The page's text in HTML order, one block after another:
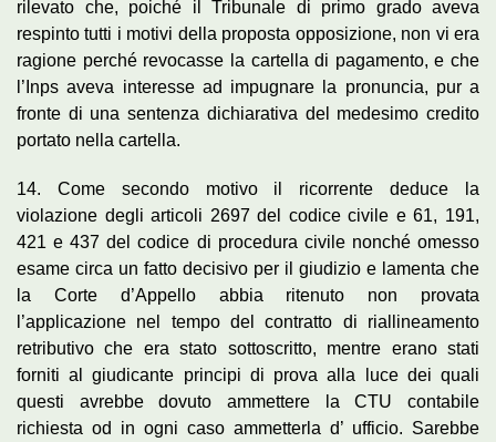
rilevato che, poiché il Tribunale di primo grado aveva
respinto tutti i motivi della proposta opposizione, non vi era
ragione perché revocasse la cartella di pagamento, e che
l’Inps aveva interesse ad impugnare la pronuncia, pur a
fronte di una sentenza dichiarativa del medesimo credito
portato nella cartella.
14. Come secondo motivo il ricorrente deduce la
violazione degli articoli 2697 del codice civile e 61, 191,
421 e 437 del codice di procedura civile nonché omesso
esame circa un fatto decisivo per il giudizio e lamenta che
la Corte d’Appello abbia ritenuto non provata
l’applicazione nel tempo del contratto di riallineamento
retributivo che era stato sottoscritto, mentre erano stati
forniti al giudicante principi di prova alla luce dei quali
questi avrebbe dovuto ammettere la CTU contabile
richiesta od in ogni caso ammetterla d’ ufficio. Sarebbe